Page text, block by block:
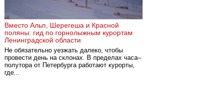
Вместо Альп, Шерегеша и Красной
поляны: гид по горнолыжным курортам
Ленинградской области
Не обязательно уезжать далеко, чтобы
провести день на склонах. В пределах часа–
полутора от Петербурга работают курорты,
где...